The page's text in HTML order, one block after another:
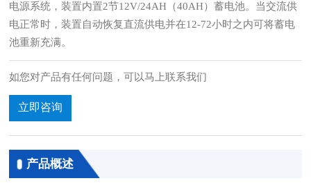
电源系统，装置内置2节12V/24AH（40AH）蓄电池。当交流供
电正常时，装置自动恢复直流供电并在12-72小时之内可将蓄电
池重新充满。
如您对产品有任何问题，可以马上联系我们
立即咨询
产品概述